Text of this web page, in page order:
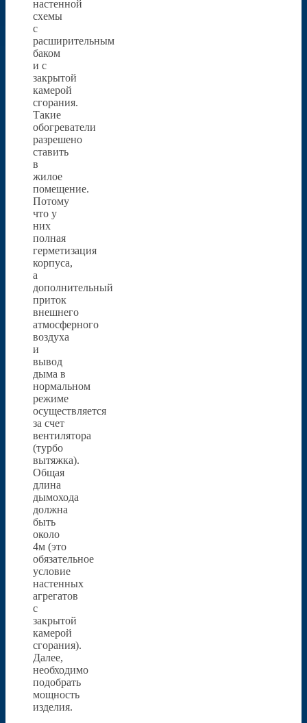
настенной
схемы
с
расширительным
баком
и с
закрытой
камерой
сгорания.
Такие
обогреватели
разрешено
ставить
в
жилое
помещение.
Потому
что у
них
полная
герметизация
корпуса,
а
дополнительный
приток
внешнего
атмосферного
воздуха
и
вывод
дыма в
нормальном
режиме
осуществляется
за счет
вентилятора
(турбо
вытяжка).
Общая
длина
дымохода
должна
быть
около
4м (это
обязательное
условие
настенных
агрегатов
с
закрытой
камерой
сгорания).
Далее,
необходимо
подобрать
мощность
изделия.